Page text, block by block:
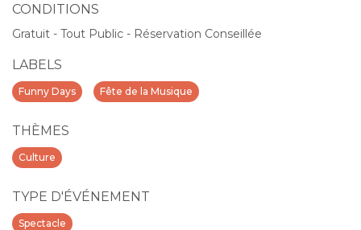
CONDITIONS
Gratuit - Tout Public - Réservation Conseillée
LABELS
Funny Days Fête de la Musique
THÈMES
Culture
TYPE D'ÉVÉNEMENT
Spectacle